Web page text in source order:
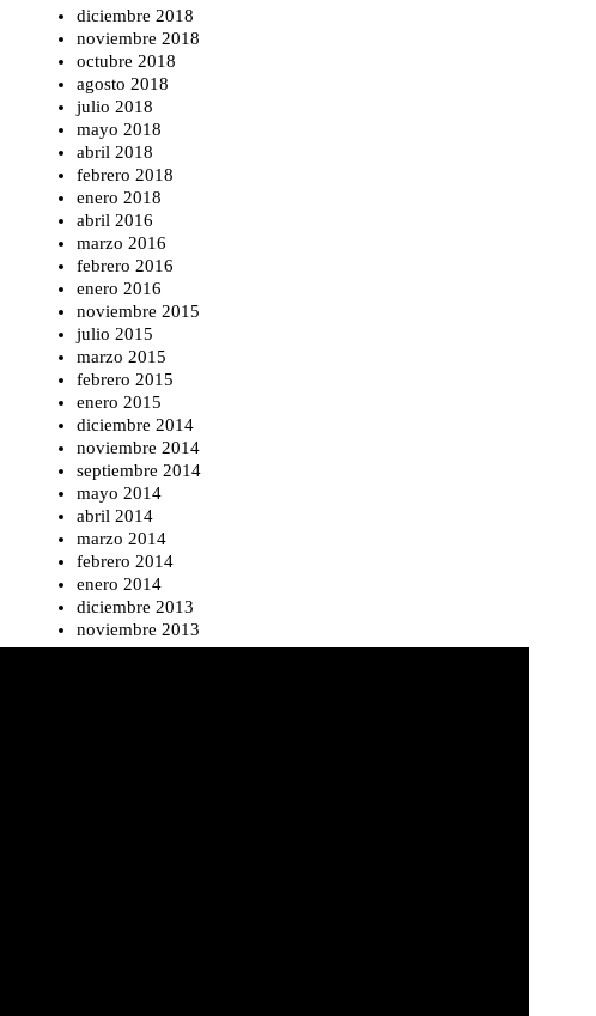
diciembre 2018
noviembre 2018
octubre 2018
agosto 2018
julio 2018
mayo 2018
abril 2018
febrero 2018
enero 2018
abril 2016
marzo 2016
febrero 2016
enero 2016
noviembre 2015
julio 2015
marzo 2015
febrero 2015
enero 2015
diciembre 2014
noviembre 2014
septiembre 2014
mayo 2014
abril 2014
marzo 2014
febrero 2014
enero 2014
diciembre 2013
noviembre 2013